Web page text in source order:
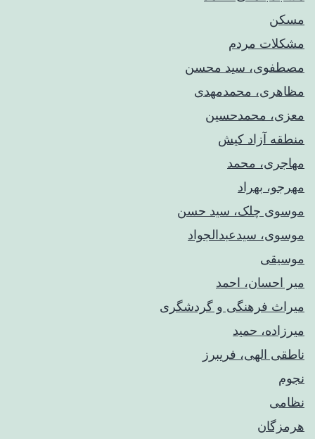
مسکن
مشکلات مردم
مصطفوی، سید محسن
مظاهری، محمدمهدی
معزی، محمدحسین
منطقه آزاد کیش
مهاجری، محمد
مهرجو، بهراد
موسوی چلک، سید حسن
موسوی، سیدعبدالجواد
موسیقی
میر احسان، احمد
میراث فرهنگی و گردشگری
میرزاده، حمید
ناطقی الهی، فریبرز
نجوم
نظامی
هرمزگان